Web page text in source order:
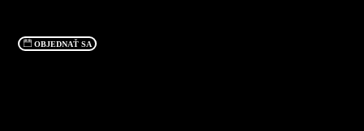
OBJEDNAŤ SA